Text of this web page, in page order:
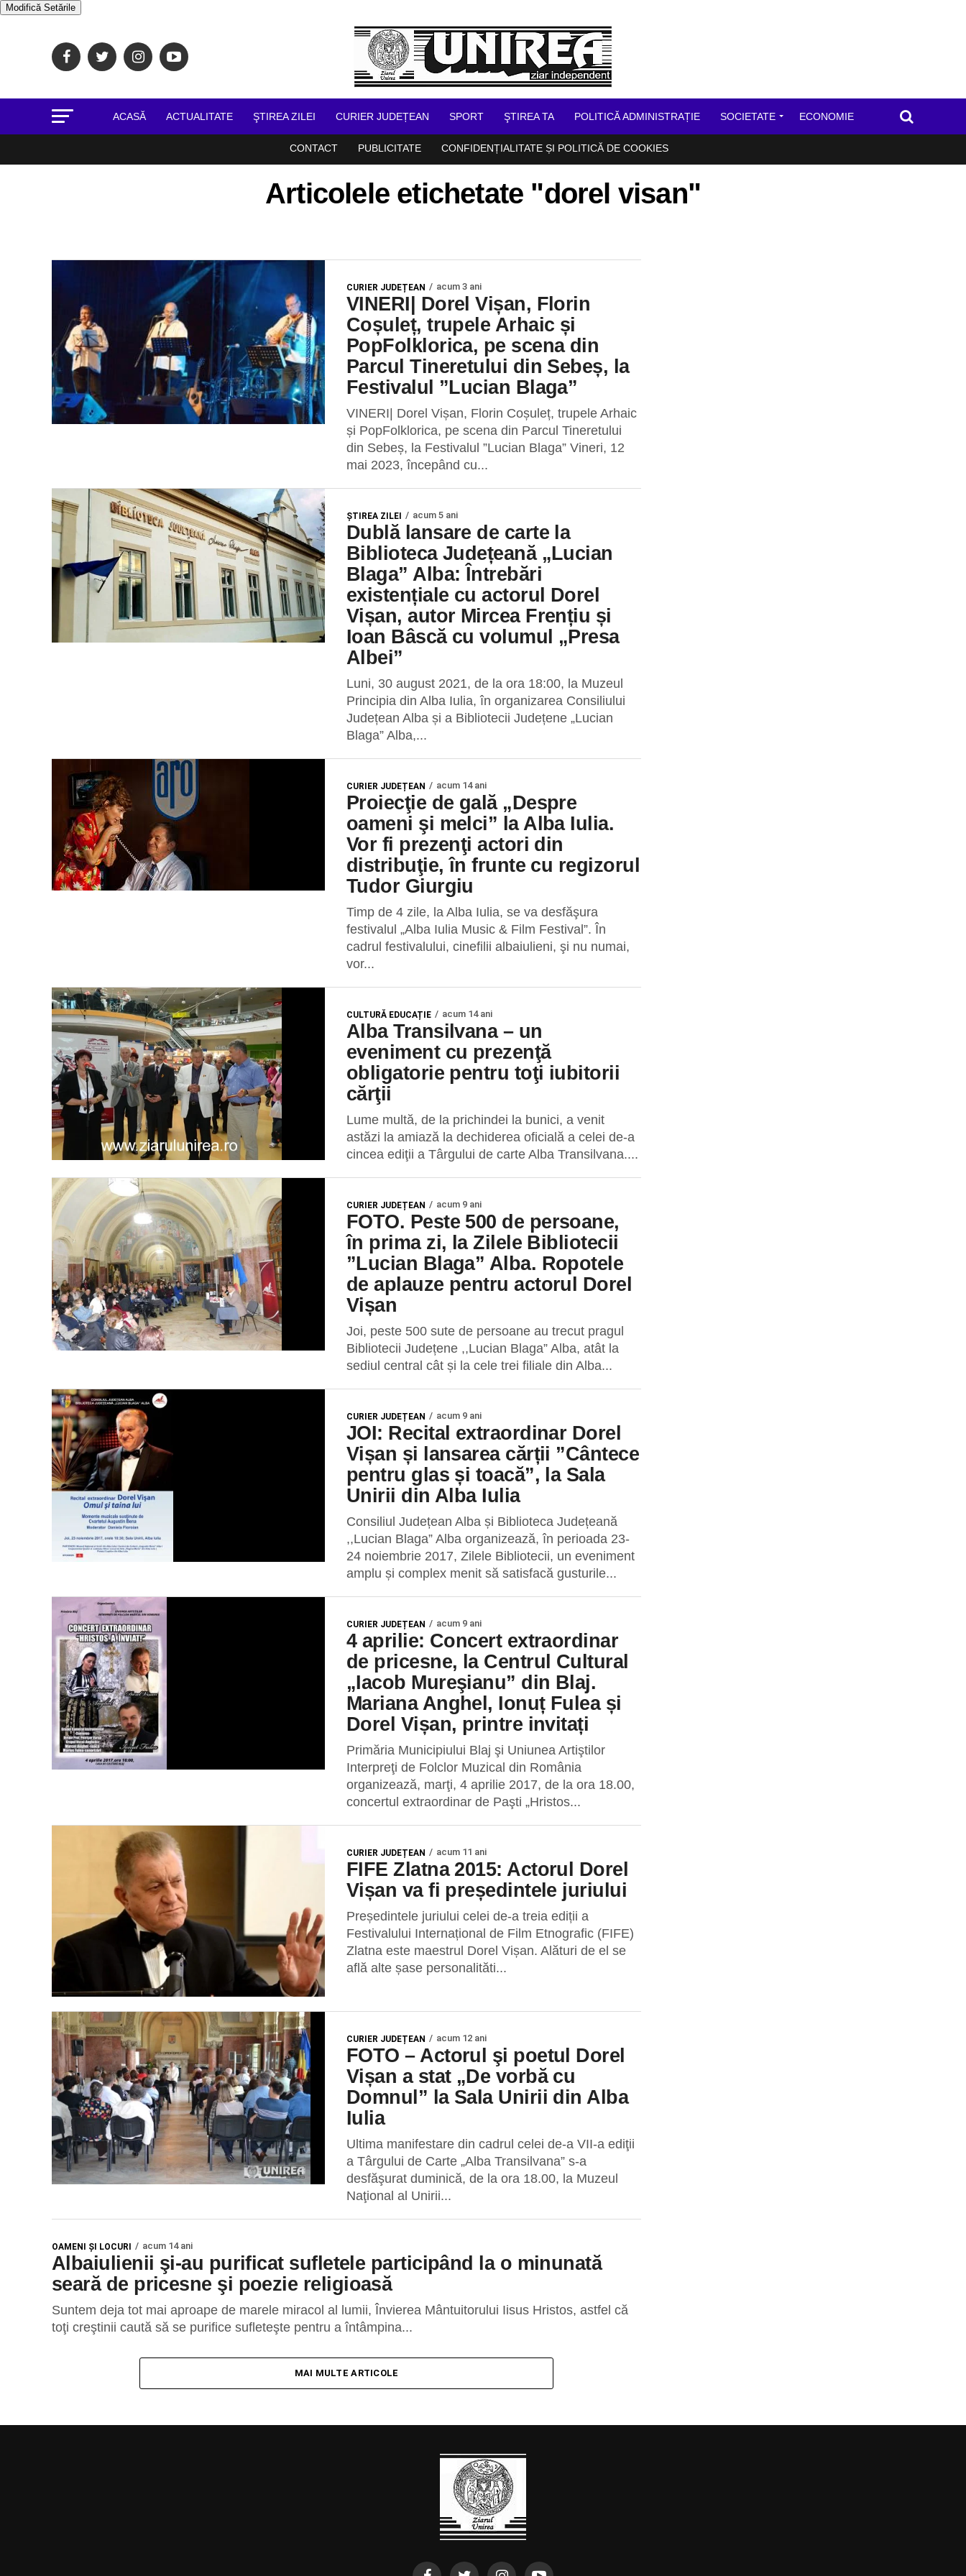
Modifică Setările
ACASĂ ACTUALITATE ŞTIREA ZILEI CURIER JUDEȚEAN SPORT ŞTIREA TA POLITICĂ ADMINISTRAȚIE SOCIETATE ECONOMIE
CONTACT PUBLICITATE CONFIDENȚIALITATE ȘI POLITICĂ DE COOKIES
Articolele etichetate "dorel visan"
CURIER JUDEȚEAN acum 3 ani
VINERI| Dorel Vișan, Florin
Coșuleț, trupele Arhaic și
PopFolklorica, pe scena din
Parcul Tineretului din Sebeș, la
Festivalul ”Lucian Blaga”
VINERI| Dorel Vișan, Florin Coșuleț, trupele Arhaic
și PopFolklorica, pe scena din Parcul Tineretului
din Sebeș, la Festivalul ”Lucian Blaga” Vineri, 12
mai 2023, începând cu...
ŞTIREA ZILEI acum 5 ani
Dublă lansare de carte la
Biblioteca Județeană „Lucian
Blaga” Alba: Întrebări
existențiale cu actorul Dorel
Vișan, autor Mircea Frențiu și
Ioan Bâscă cu volumul „Presa
Albei”
Luni, 30 august 2021, de la ora 18:00, la Muzeul
Principia din Alba Iulia, în organizarea Consiliului
Județean Alba și a Bibliotecii Județene „Lucian
Blaga” Alba,...
CURIER JUDEȚEAN acum 14 ani
Proiecţie de gală „Despre
oameni şi melci” la Alba Iulia.
Vor fi prezenţi actori din
distribuţie, în frunte cu regizorul
Tudor Giurgiu
Timp de 4 zile, la Alba Iulia, se va desfăşura
festivalul „Alba Iulia Music & Film Festival”. În
cadrul festivalului, cinefilii albaiulieni, şi nu numai,
vor...
CULTURĂ EDUCAȚIE acum 14 ani
Alba Transilvana – un
eveniment cu prezenţă
obligatorie pentru toţi iubitorii
cărţii
Lume multă, de la prichindei la bunici, a venit
astăzi la amiază la dechiderea oficială a celei de-a
cincea ediţii a Târgului de carte Alba Transilvana....
CURIER JUDEȚEAN acum 9 ani
FOTO. Peste 500 de persoane,
în prima zi, la Zilele Bibliotecii
”Lucian Blaga” Alba. Ropotele
de aplauze pentru actorul Dorel
Vișan
Joi, peste 500 sute de persoane au trecut pragul
Bibliotecii Județene ,,Lucian Blaga” Alba, atât la
sediul central cât și la cele trei filiale din Alba...
CURIER JUDEȚEAN acum 9 ani
JOI: Recital extraordinar Dorel
Vișan și lansarea cărții ”Cântece
pentru glas și toacă”, la Sala
Unirii din Alba Iulia
Consiliul Județean Alba și Biblioteca Județeană
,,Lucian Blaga” Alba organizează, în perioada 23-
24 noiembrie 2017, Zilele Bibliotecii, un eveniment
amplu și complex menit să satisfacă gusturile...
CURIER JUDEȚEAN acum 9 ani
4 aprilie: Concert extraordinar
de pricesne, la Centrul Cultural
„Iacob Mureşianu” din Blaj.
Mariana Anghel, Ionuț Fulea și
Dorel Vișan, printre invitați
Primăria Municipiului Blaj şi Uniunea Artiştilor
Interpreţi de Folclor Muzical din România
organizează, marţi, 4 aprilie 2017, de la ora 18.00,
concertul extraordinar de Paşti „Hristos...
CURIER JUDEȚEAN acum 11 ani
FIFE Zlatna 2015: Actorul Dorel
Vișan va fi președintele juriului
Președintele juriului celei de-a treia ediții a
Festivalului Internațional de Film Etnografic (FIFE)
Zlatna este maestrul Dorel Vișan. Alături de el se
află alte șase personalităti...
CURIER JUDEȚEAN acum 12 ani
FOTO – Actorul şi poetul Dorel
Vișan a stat „De vorbă cu
Domnul” la Sala Unirii din Alba
Iulia
Ultima manifestare din cadrul celei de-a VII-a ediţii
a Târgului de Carte „Alba Transilvana” s-a
desfăşurat duminică, de la ora 18.00, la Muzeul
Naţional al Unirii...
OAMENI ŞI LOCURI acum 14 ani
Albaiulienii şi-au purificat sufletele participând la o minunată
seară de pricesne şi poezie religioasă
Suntem deja tot mai aproape de marele miracol al lumii, Învierea Mântuitorului Iisus Hristos, astfel că
toţi creştinii caută să se purifice sufleteşte pentru a întâmpina...
MAI MULTE ARTICOLE